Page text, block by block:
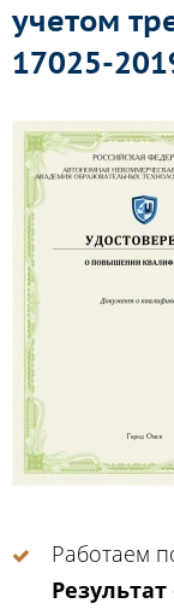
учетом
17025-
Работаем